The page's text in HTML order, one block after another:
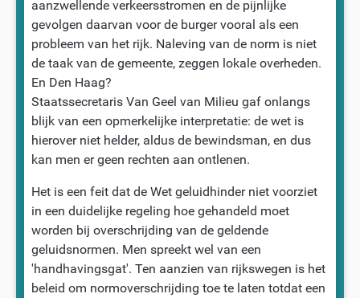
aanzwellende verkeersstromen en de pijnlijke
gevolgen daarvan voor de burger vooral als een
probleem van het rijk. Naleving van de norm is niet
de taak van de gemeente, zeggen lokale overheden.
En Den Haag?
Staatssecretaris Van Geel van Milieu gaf onlangs
blijk van een opmerkelijke interpretatie: de wet is
hierover niet helder, aldus de bewindsman, en dus
kan men er geen rechten aan ontlenen.
Het is een feit dat de Wet geluidhinder niet voorziet
in een duidelijke regeling hoe gehandeld moet
worden bij overschrijding van de geldende
geluidsnormen. Men spreekt wel van een
'handhavingsgat'. Ten aanzien van rijkswegen is het
beleid om normoverschrijding toe te laten totdat een